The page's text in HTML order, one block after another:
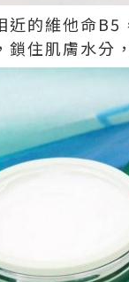
近的維他命B5
住肌膚水分